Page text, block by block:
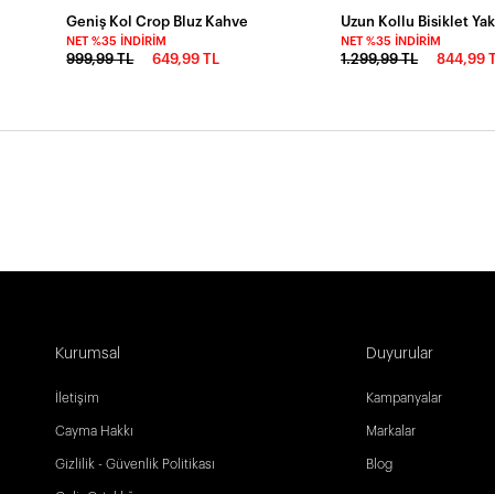
Geniş Kol Crop Bluz Kahve
NET %35 İNDIRIM
999,99 TL 649,99 TL
NET %35 İNDIRIM
1.299,99 TL 844,99
Kurumsal
İletişim
Cayma Hakkı
Gizlilik - Güvenlik Politikası
Duyurular
Kampanyalar
Markalar
Blog